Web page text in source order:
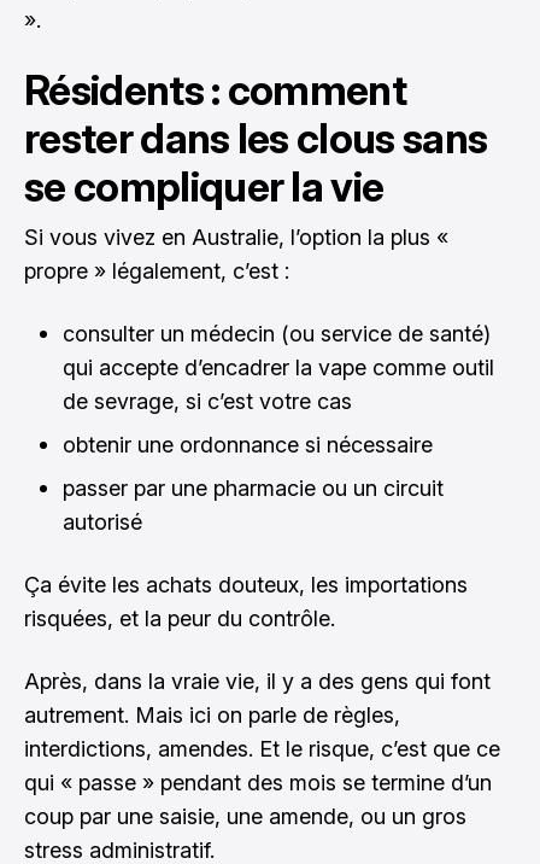
».
Résidents : comment
rester dans les clous sans
se compliquer la vie
Si vous vivez en Australie, l’option la plus «
propre » légalement, c’est :
consulter un médecin (ou service de santé)
qui accepte d’encadrer la vape comme outil
de sevrage, si c’est votre cas
obtenir une ordonnance si nécessaire
passer par une pharmacie ou un circuit
autorisé
Ça évite les achats douteux, les importations
risquées, et la peur du contrôle.
Après, dans la vraie vie, il y a des gens qui font
autrement. Mais ici on parle de règles,
interdictions, amendes. Et le risque, c’est que ce
qui « passe » pendant des mois se termine d’un
coup par une saisie, une amende, ou un gros
stress administratif.